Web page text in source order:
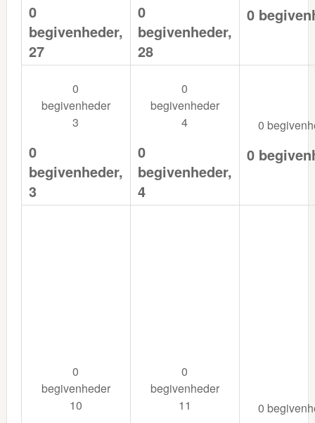
0
begivenheder,
27
0
begivenheder,
28
0
0
begivenheder
3
0
begivenheder,
3
0
begivenheder
4
0
begivenheder,
4
0
0
0
begivenheder
10
0
begivenheder
11
0